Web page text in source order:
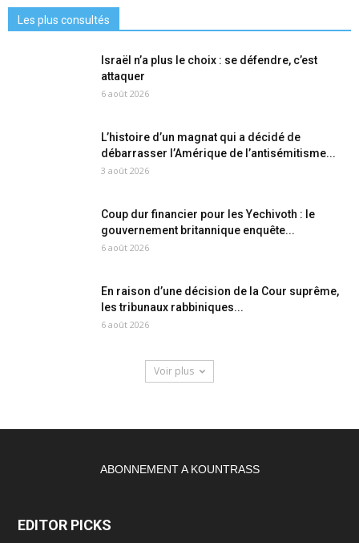
Les plus consultés
Israël n’a plus le choix : se défendre, c’est
attaquer
6 août 2026
L’histoire d’un magnat qui a décidé de
débarrasser l’Amérique de l’antisémitisme...
3 août 2026
Coup dur financier pour les Yechivoth : le
gouvernement britannique enquête...
6 août 2026
En raison d’une décision de la Cour suprême,
les tribunaux rabbiniques...
6 août 2026
Voir plus
ABONNEMENT A KOUNTRASS
EDITOR PICKS